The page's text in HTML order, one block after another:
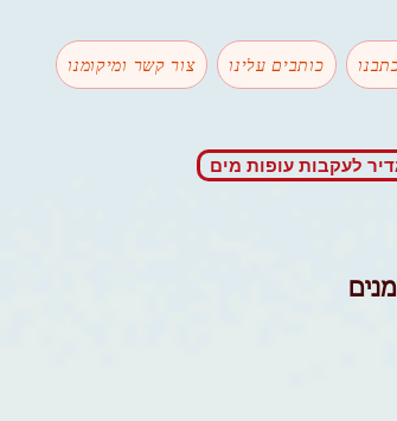
צור קשר ומיקומנו כותבים עלינו
לעקבות עופות מים
עכו